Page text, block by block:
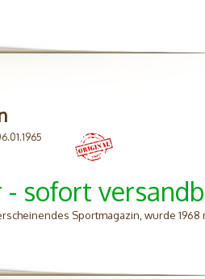
- sofort
Sportmagazin, wurde